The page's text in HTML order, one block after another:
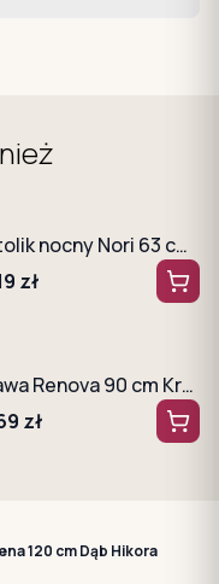
Stolik nocny Nori 63 cm Dąb dunin + czarne nogi
zł
Ława Renova 90 cm Kraft Złoty
zł
120 cm Dąb Hikora